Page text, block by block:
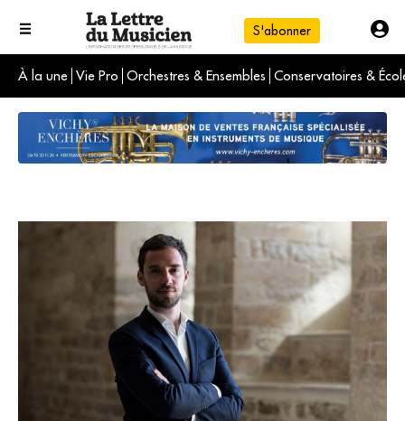
S'abonner
À la une Vie Pro Orchestres & Ensembles Conservatoires &
L'info du jour
Le numéro du mois
International